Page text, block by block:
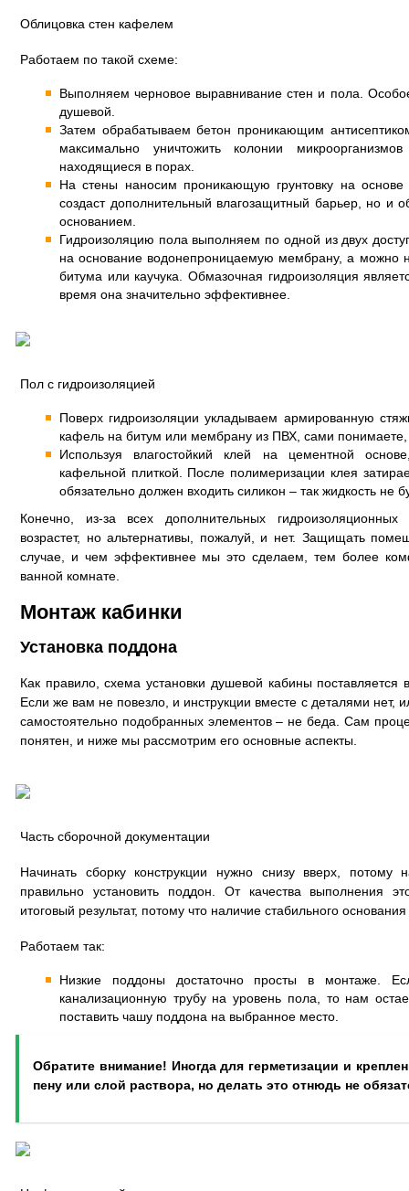
Облицовка стен кафелем
Работаем по такой схеме:
Выполняем черновое выравнивание стен и пола.
душевой.
Затем обрабатываем бетон проникающим
максимально уничтожить колонии
находящиеся в порах.
На стены наносим проникающую грунтовку на
создаст дополнительный влагозащитный барьер, но и
основанием.
Гидроизоляцию пола выполняем по одной из двух
на основание водонепроницаемую мембрану, а можно
битума или каучука. Обмазочная гидроизоляция
время она значительно эффективнее.
Пол с гидроизоляцией
Поверх гидроизоляции укладываем армированную
кафель на битум или мембрану из ПВХ, сами
Используя влагостойкий клей на цементной
кафельной плиткой. После полимеризации клея
обязательно должен входить силикон – так жидкость не
Конечно, из-за всех дополнительных
возрастет, но альтернативы, пожалуй, и нет. Защищать
случае, и чем эффективнее мы это сделаем, тем более
ванной комнате.
Монтаж кабинки
Установка поддона
Как правило, схема установки душевой кабины
Если же вам не повезло, и инструкции вместе с деталями нет,
самостоятельно подобранных элементов – не беда. Сам
понятен, и ниже мы рассмотрим его основные аспекты.
Часть сборочной документации
Начинать сборку конструкции нужно снизу вверх,
правильно установить поддон. От качества выполнения
итоговый результат, потому что наличие стабильного
Работаем так:
Низкие поддоны достаточно просты в монтаже.
канализационную трубу на уровень пола, то нам
поставить чашу поддона на выбранное место.
Обратите внимание! Иногда для герметизации и
пену или слой раствора, но делать это отнюдь не